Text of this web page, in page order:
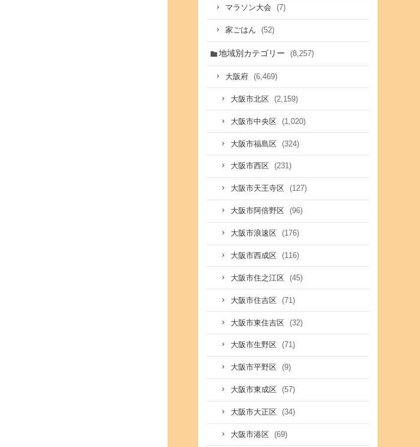
マラソン大会 (7)
家ごはん (52)
地域別カテゴリー (8,257)
大阪府 (6,469)
大阪市北区 (2,159)
大阪市中央区 (1,020)
大阪市福島区 (324)
大阪市西区 (231)
大阪市天王寺区 (127)
大阪市阿倍野区 (96)
大阪市浪速区 (176)
大阪市西成区 (116)
大阪市住之江区 (45)
大阪市住吉区 (71)
大阪市東住吉区 (32)
大阪市生野区 (71)
大阪市平野区 (9)
大阪市東成区 (57)
大阪市大正区 (34)
大阪市港区 (69)